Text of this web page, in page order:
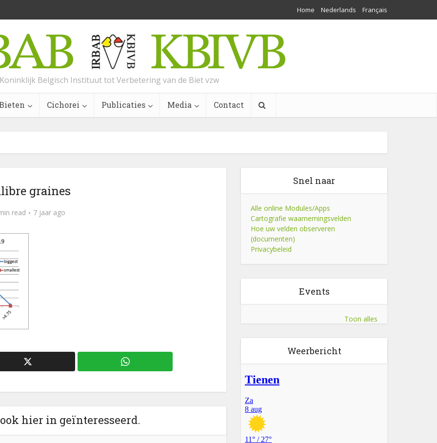
Home Nederlands Français
Koninklijk Belgisch Instituut tot Verbetering van de Biet vzw
Cichorei Publicaties Media Contact
graines
read 7 jaar ago
hier in geïnteresseerd.
Snel naar
Alle online Modules/Apps
Cartografie waarnemingsvelden
Hoe uw velden observeren
(documenten)
Privacybeleid
Events
Toon alles
Weerbericht